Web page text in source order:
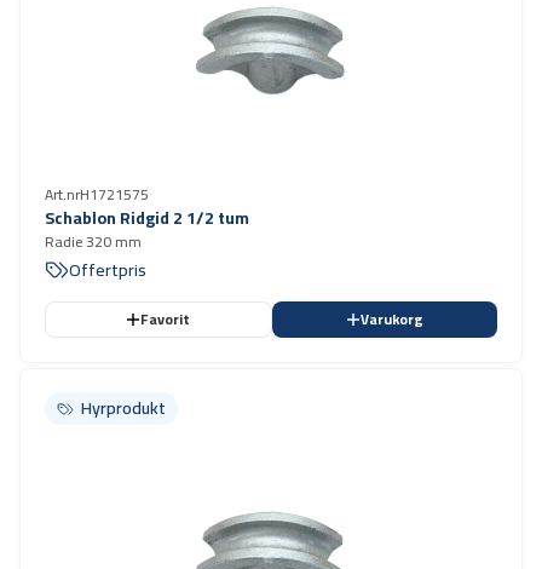
Art.nrH1721575
Schablon Ridgid 2 1/2 tum
Radie 320 mm
Offertpris
Favorit Varukorg
Hyrprodukt
Hyrprodukt